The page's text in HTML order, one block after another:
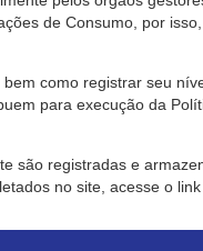
de Consumo, por
bem como registrar seu
para execução da
são registradas e
no site, acesse o link